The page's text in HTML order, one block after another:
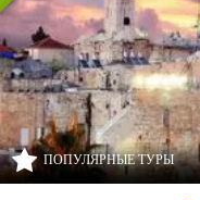
ПОПУЛЯРНЫЕ ТУРЫ